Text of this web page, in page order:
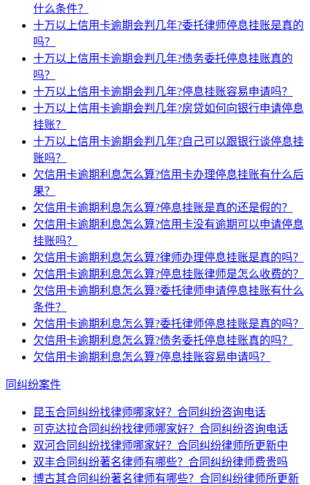
什么条件？
十万以上信用卡逾期会判几年?委托律师停息挂账是真的
吗？
十万以上信用卡逾期会判几年?债务委托停息挂账真的
吗？
十万以上信用卡逾期会判几年?停息挂账容易申请吗？
十万以上信用卡逾期会判几年?房贷如何向银行申请停息
挂账？
十万以上信用卡逾期会判几年?自己可以跟银行谈停息挂
账吗？
欠信用卡逾期利息怎么算?信用卡办理停息挂账有什么后
果？
欠信用卡逾期利息怎么算?停息挂账是真的还是假的？
欠信用卡逾期利息怎么算?信用卡没有逾期可以申请停息
挂账吗？
欠信用卡逾期利息怎么算?律师办理停息挂账是真的吗？
欠信用卡逾期利息怎么算?停息挂账律师是怎么收费的？
欠信用卡逾期利息怎么算?委托律师申请停息挂账有什么
条件？
欠信用卡逾期利息怎么算?委托律师停息挂账是真的吗？
欠信用卡逾期利息怎么算?债务委托停息挂账真的吗？
欠信用卡逾期利息怎么算?停息挂账容易申请吗？
同纠纷案件
昆玉合同纠纷找律师哪家好？合同纠纷咨询电话
可克达拉合同纠纷找律师哪家好？合同纠纷咨询电话
双河合同纠纷找律师哪家好？合同纠纷律师所更新中
双丰合同纠纷著名律师有哪些？合同纠纷律师费贵吗
博古其合同纠纷著名律师有哪些？合同纠纷律师所更新